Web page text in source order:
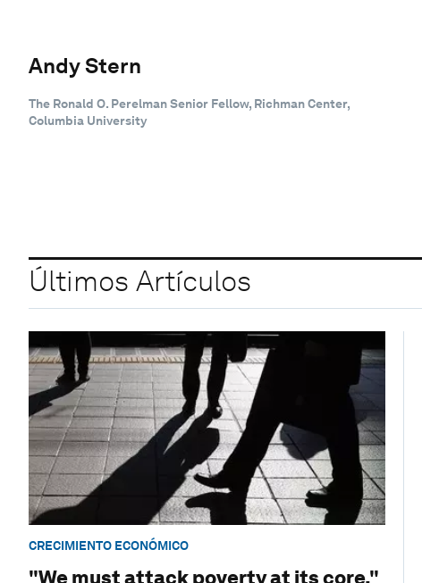
Andy Stern
The Ronald O. Perelman Senior Fellow, Richman Center,
Columbia University
Últimos Artículos
CRECIMIENTO ECONÓMICO
"We must attack poverty at its core."